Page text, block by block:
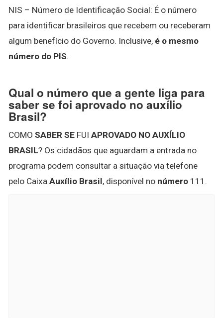
NIS – Número de Identificação Social: É o número
para identificar brasileiros que recebem ou receberam
algum benefício do Governo. Inclusive, é o mesmo
número do PIS.
Qual o número que a gente liga para
saber se foi aprovado no auxílio
Brasil?
COMO SABER SE FUI APROVADO NO AUXÍLIO
BRASIL? Os cidadãos que aguardam a entrada no
programa podem consultar a situação via telefone
pelo Caixa Auxílio Brasil, disponível no número 111.